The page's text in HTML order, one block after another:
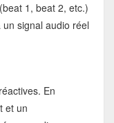
1, beat 2, etc.)
signal audio réel
En
et un